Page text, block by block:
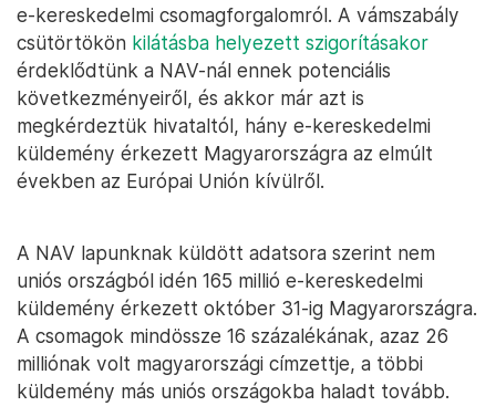
e-kereskedelmi csomagforgalomról. A vámszabály
csütörtökön kilátásba helyezett szigorításakor
érdeklődtünk a NAV-nál ennek potenciális
következményeiről, és akkor már azt is
megkérdeztük hivataltól, hány e-kereskedelmi
küldemény érkezett Magyarországra az elmúlt
években az Európai Unión kívülről.
A NAV lapunknak küldött adatsora szerint nem
uniós országból idén 165 millió e-kereskedelmi
küldemény érkezett október 31-ig Magyarországra.
A csomagok mindössze 16 százalékának, azaz 26
milliónak volt magyarországi címzettje, a többi
küldemény más uniós országokba haladt tovább.